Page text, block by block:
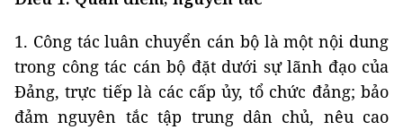
1. Công tác luân chuyển cán bộ là một nội dung
trong công tác cán bộ đặt dưới sự lãnh đạo của
Đảng, trực tiếp là các cấp ủy, tổ chức đảng; bảo
đảm nguyên tắc tập trung dân chủ, nêu cao